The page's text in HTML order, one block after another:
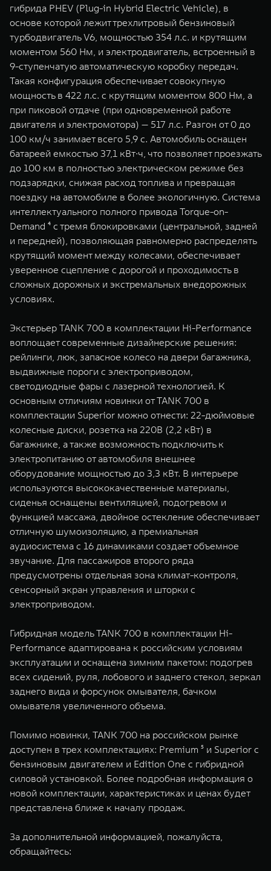
гибрида PHEV (Plug-in Hybrid Electric Vehicle), в
основе которой лежит трехлитровый бензиновый
турбодвигатель V6, мощностью 354 л.с. и крутящим
моментом 560 Нм, и электродвигатель, встроенный в
9-ступенчатую автоматическую коробку передач.
Такая конфигурация обеспечивает совокупную
мощность в 422 л.с. с крутящим моментом 800 Нм, а
при пиковой отдаче (при одновременной работе
двигателя и электромотора) — 517 л.с. Разгон от 0 до
100 км/ч занимает всего 5,9 с. Автомобиль оснащен
батареей емкостью 37,1 кВт∙ч, что позволяет проезжать
до 100 км в полностью электрическом режиме без
подзарядки, снижая расход топлива и превращая
поездку на автомобиле в более экологичную. Система
интеллектуального полного привода Torque-on-
Demand ⁴ с тремя блокировками (центральной, задней
и передней), позволяющая равномерно распределять
крутящий момент между колесами, обеспечивает
уверенное сцепление с дорогой и проходимость в
сложных дорожных и экстремальных внедорожных
условиях.
Экстерьер TANK 700 в комплектации Hi-Performance
воплощает современные дизайнерские решения:
рейлинги, люк, запасное колесо на двери багажника,
выдвижные пороги с электроприводом,
светодиодные фары с лазерной технологией. К
основным отличиям новинки от TANK 700 в
комплектации Superior можно отнести: 22-дюймовые
колесные диски, розетка на 220В (2,2 кВт) в
багажнике, а также возможность подключить к
электропитанию от автомобиля внешнее
оборудование мощностью до 3,3 кВт. В интерьере
используются высококачественные материалы,
сиденья оснащены вентиляцией, подогревом и
функцией массажа, двойное остекление обеспечивает
отличную шумоизоляцию, а премиальная
аудиосистема с 16 динамиками создает объемное
звучание. Для пассажиров второго ряда
предусмотрены отдельная зона климат-контроля,
сенсорный экран управления и шторки с
электроприводом.
Гибридная модель TANK 700 в комплектации Hi-
Performance адаптирована к российским условиям
эксплуатации и оснащена зимним пакетом: подогрев
всех сидений, руля, лобового и заднего стекол, зеркал
заднего вида и форсунок омывателя, бачком
омывателя увеличенного объема.
Помимо новинки, TANK 700 на российском рынке
доступен в трех комплектациях: Premium ⁵ и Superior с
бензиновым двигателем и Edition One с гибридной
силовой установкой. Более подробная информация о
новой комплектации, характеристиках и ценах будет
представлена ближе к началу продаж.
За дополнительной информацией, пожалуйста,
обращайтесь: